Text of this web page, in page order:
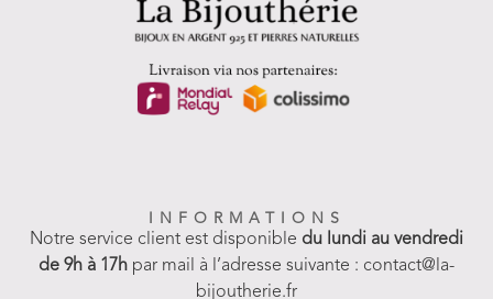
INFORMATIONS
Notre service client est disponible du lundi au vendredi
de 9h à 17h par mail à l’adresse suivante : contact@la-
bijoutherie.fr